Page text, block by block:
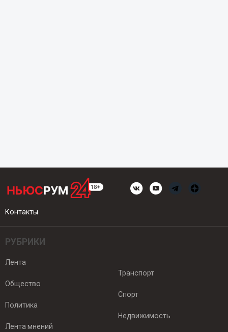
Контакты
РУБРИКИ
Лента
Общество
Политика
Лента мнений
Транспорт
Спорт
Недвижимость